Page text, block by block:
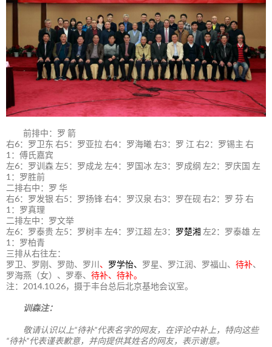
前排中：罗 箭
右6：罗卫东 右5：罗亚拉 右4：罗海曦 右3：罗 江 右2：罗锡主 右
1：傅氏嘉宾
左6：罗训森 左5：罗成龙 左4：罗国冰 左3：罗成纲 左2：罗庆国 左
1：罗胜前
二排右中：罗 华
右6：罗发银 右5：罗扬锋 右4：罗汉泉 右3：罗在砚 右2：罗 芬 右
1：罗真理
二排左中：罗文举
左6：罗泰贵 左5：罗树丰 左4：罗江超 左3： 罗楚湘 左2：罗泰雄 左
1：罗柏青
三排从右往左：
罗卫、罗刚、罗勋、罗川 、 罗学怡、 罗星、罗江润、罗福山、 待补、
罗海燕（女）、罗奉、 待补、待补。
注：2014.10.26，摄于丰台总后北京基地会议室。
训森注：
敬请认识以上“待补”代表名字的网友，在评论中补上，特向这些
“待补”代表谨表歉意，并向提供其姓名的网友，表示谢意。